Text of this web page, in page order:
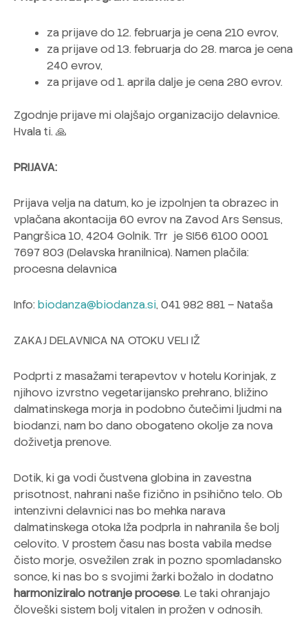
za prijave do 12. februarja je cena 210 evrov,
za prijave od 13. februarja do 28. marca je cena
240 evrov,
za prijave od 1. aprila dalje je cena 280 evrov.
Zgodnje prijave mi olajšajo organizacijo delavnice.
Hvala ti.🙏
PRIJAVA:
Prijava velja na datum, ko je izpolnjen ta obrazec in
vplačana akontacija 60 evrov na Zavod Ars Sensus,
Pangršica 10, 4204 Golnik. Trr je SI56 6100 0001
7697 803 (Delavska hranilnica). Namen plačila:
procesna delavnica
Info:biodanza@biodanza.si, 041 982 881 – Nataša
ZAKAJ DELAVNICA NA OTOKU VELI IŽ
Podprti z masažami terapevtov v hotelu Korinjak, z
njihovo izvrstno vegetarijansko prehrano, bližino
dalmatinskega morja in podobno čutečimi ljudmi na
biodanzi, nam bo dano obogateno okolje za nova
doživetja prenove.
Dotik, ki ga vodi čustvena globina in zavestna
prisotnost, nahrani naše fizično in psihično telo. Ob
intenzivni delavnici nas bo mehka narava
dalmatinskega otoka Iža podprla in nahranila še bolj
celovito. V prostem času nas bosta vabila medse
čisto morje, osvežilen zrak in pozno spomladansko
sonce, ki nas bo s svojimi žarki božalo in dodatno
harmoniziralo notranje procese. Le taki ohranjajo
človeški sistem bolj vitalen in prožen v odnosih.